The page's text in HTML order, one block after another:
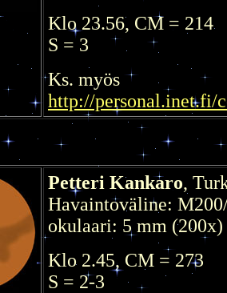
Klo 23.56, CM = 214
S = 3
Ks. myös
http://personal.inet.fi/
Petteri Kankaro,
Havaintoväline:
okulaari: 5 mm (200x)
Klo 2.45, CM = 273
S = 2-3